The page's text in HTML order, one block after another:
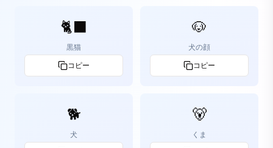
🐈‍⬛
黒猫
コピー
🐶
犬の顔
コピー
🐕
犬
🐻
くま